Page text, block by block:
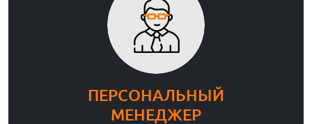
ПЕРСОНАЛЬНЫЙ
МЕНЕДЖЕР